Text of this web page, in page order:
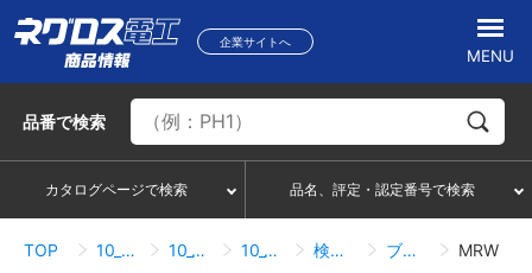
企業サイトへ
MENU
品番で検索
カタログページで検索 品名、評定・認定番号で検索
TOP 10_ケーブルラック 10_17_MRタイプ 10_17_07_ブラケット・保護ゴム 検索結果一覧 ブラケット MRW